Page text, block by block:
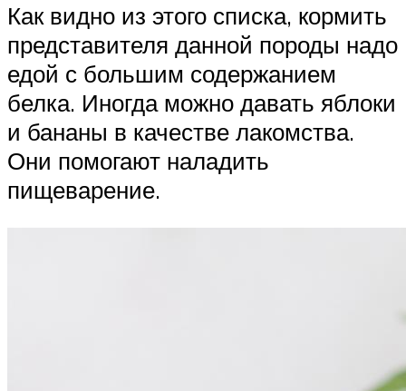
Как видно из этого списка, кормить
представителя данной породы надо
едой с большим содержанием
белка. Иногда можно давать яблоки
и бананы в качестве лакомства.
Они помогают наладить
пищеварение.